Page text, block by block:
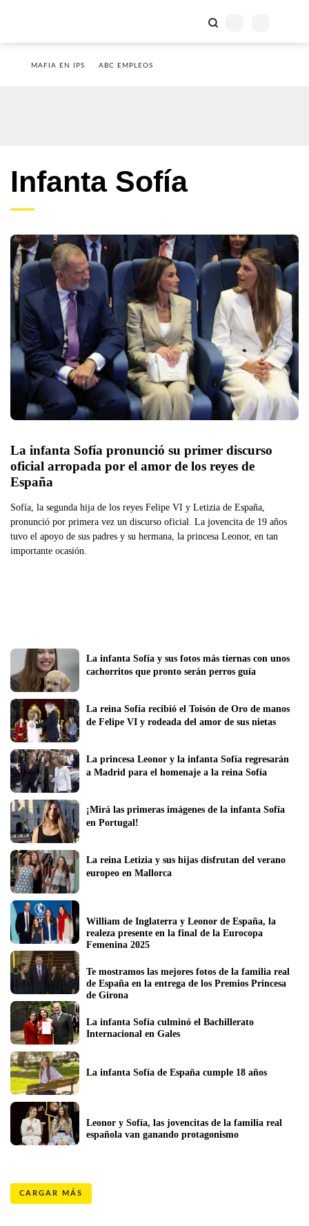
MAFIA EN IPS ABC EMPLEOS
Infanta Sofía
La infanta Sofía pronunció su primer discurso
oficial arropada por el amor de los reyes de
Sofía, la segunda hija de los reyes Felipe VI y Letizia de España,
pronunció por primera vez un discurso oficial. La jovencita de 19 años
tuvo el apoyo de sus padres y su hermana, la princesa Leonor, en tan
importante ocasión.
La infanta Sofía y sus fotos más tiernas con unos
cachorritos que pronto serán perros guía
La reina Sofía recibió el Toisón de Oro de manos
de Felipe VI y rodeada del amor de sus nietas
La princesa Leonor y la infanta Sofía regresarán
a Madrid para el homenaje a la reina Sofía
¡Mirá las primeras imágenes de la infanta Sofía
en Portugal!
La reina Letizia y sus hijas disfrutan del verano
europeo en Mallorca
William de Inglaterra y Leonor de España, la
realeza presente en la final de la Eurocopa
Femenina 2025
Te mostramos las mejores fotos de la familia real
de España en la entrega de los Premios Princesa
de Girona
La infanta Sofía culminó el Bachillerato
Internacional en Gales
La infanta Sofía de España cumple 18 años
Leonor y Sofía, las jovencitas de la familia real
española van ganando protagonismo
CARGAR MÁS